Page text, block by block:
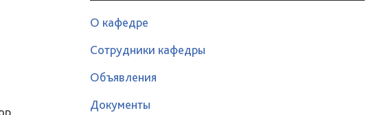
О кафедре
Сотрудники кафедры
Объявления
Документы